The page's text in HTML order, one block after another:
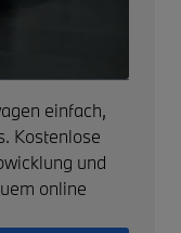
einfach,
Kostenlose
und
online